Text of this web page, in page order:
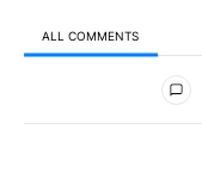
ALL COMMENTS
All Comments